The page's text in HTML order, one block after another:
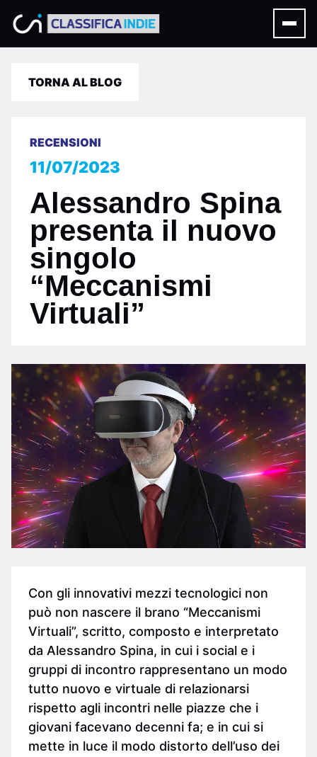
TORNA AL BLOG
RECENSIONI
11/07/2023
Alessandro Spina
presenta il nuovo
singolo
“Meccanismi
Virtuali”
Con gli innovativi mezzi tecnologici non
può non nascere il brano “Meccanismi
Virtuali”, scritto, composto e interpretato
da Alessandro Spina, in cui i social e i
gruppi di incontro rappresentano un modo
tutto nuovo e virtuale di relazionarsi
rispetto agli incontri nelle piazze che i
giovani facevano decenni fa; e in cui si
mette in luce il modo distorto dell’uso dei